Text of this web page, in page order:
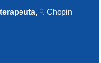
F. Chopin